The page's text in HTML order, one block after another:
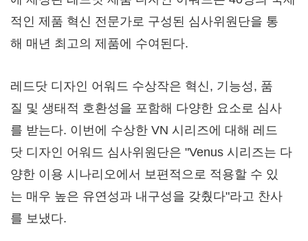
적인 제품 혁신 전문가로 구성된 심사위원단을 통
해 매년 최고의 제품에 수여된다.
레드닷 디자인 어워드 수상작은 혁신, 기능성, 품
질 및 생태적 호환성을 포함해 다양한 요소로 심사
를 받는다. 이번에 수상한 VN 시리즈에 대해 레드
닷 디자인 어워드 심사위원단은 "Venus 시리즈는 다
양한 이용 시나리오에서 보편적으로 적용할 수 있
는 매우 높은 유연성과 내구성을 갖췄다"라고 찬사
를 보냈다.